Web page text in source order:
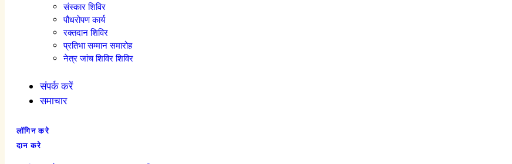
संस्कार शिविर
पौधरोपण कार्य
रक्तदान शिविर
प्रतिभा सम्मान समारोह
नेत्र जांच शिविर शिविर
संपर्क करें
समाचार
लॉगिन करे
दान करे